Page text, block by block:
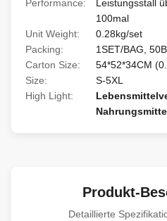
Performance:
Leistungsstall
100mal
Unit Weight:
0.28kg/set
Packing:
1SET/BAG,
Carton Size:
54*52*34CM
Size:
S-5XL
High Light:
Produkt-
Detaillierte